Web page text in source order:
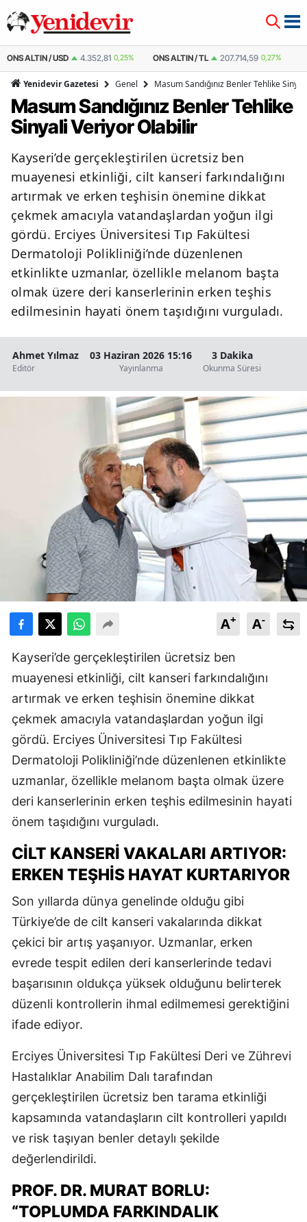
ONS ALTIN / TL 207.714,59 0,27% ÇEYREK ALTIN 10.919,56 0,27%
Yenidevir Gazetesi Genel Masum Sandığınız Benler Tehlike
Masum Sandığınız Benler Tehlike
Sinyali Veriyor Olabilir
Kayseri’de gerçekleştirilen ücretsiz ben
muayenesi etkinliği, cilt kanseri farkındalığını
artırmak ve erken teşhisin önemine dikkat
çekmek amacıyla vatandaşlardan yoğun ilgi
gördü. Erciyes Üniversitesi Tıp Fakültesi
Dermatoloji Polikliniği’nde düzenlenen
etkinlikte uzmanlar, özellikle melanom başta
olmak üzere deri kanserlerinin erken teşhis
edilmesinin hayati önem taşıdığını vurguladı.
Ahmet Yılmaz
Editör
03 Haziran 2026 15:16
Yayınlanma
3 Dakika
Okunma Süresi
A+ A-
Kayseri’de gerçekleştirilen ücretsiz ben
muayenesi etkinliği, cilt kanseri farkındalığını
artırmak ve erken teşhisin önemine dikkat
çekmek amacıyla vatandaşlardan yoğun ilgi
gördü. Erciyes Üniversitesi Tıp Fakültesi
Dermatoloji Polikliniği’nde düzenlenen etkinlikte
uzmanlar, özellikle melanom başta olmak üzere
deri kanserlerinin erken teşhis edilmesinin hayati
önem taşıdığını vurguladı.
CILT KANSERI VAKALARI ARTIYOR:
ERKEN TEŞHIS HAYAT KURTARIYOR
Son yıllarda dünya genelinde olduğu gibi
Türkiye’de de cilt kanseri vakalarında dikkat
çekici bir artış yaşanıyor. Uzmanlar, erken
evrede tespit edilen deri kanserlerinde tedavi
başarısının oldukça yüksek olduğunu belirterek
düzenli kontrollerin ihmal edilmemesi gerektiğini
ifade ediyor.
Erciyes Üniversitesi Tıp Fakültesi Deri ve Zührevi
Hastalıklar Anabilim Dalı tarafından
gerçekleştirilen ücretsiz ben tarama etkinliği
kapsamında vatandaşların cilt kontrolleri yapıldı
ve risk taşıyan benler detaylı şekilde
değerlendirildi.
PROF. DR. MURAT BORLU:
“TOPLUMDA FARKINDALIK